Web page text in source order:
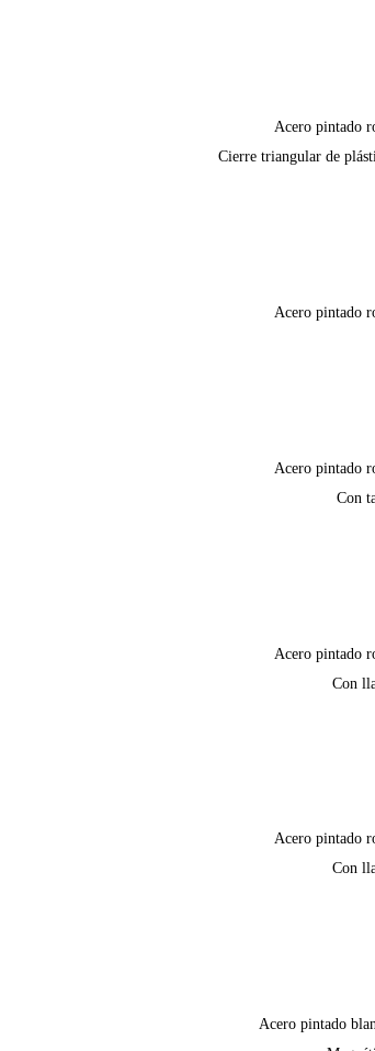
Acero pintado
Cierre triangular de
Acero pintado
Acero pintado
Con
Acero pintado
Con
Acero pintado
Con
Acero pintado